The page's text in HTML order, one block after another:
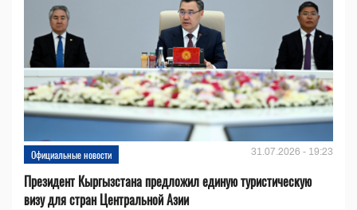
Официальные новости 31.07.2026 - 19:23
Президент Кыргызстана предложил единую туристическую
визу для стран Центральной Азии